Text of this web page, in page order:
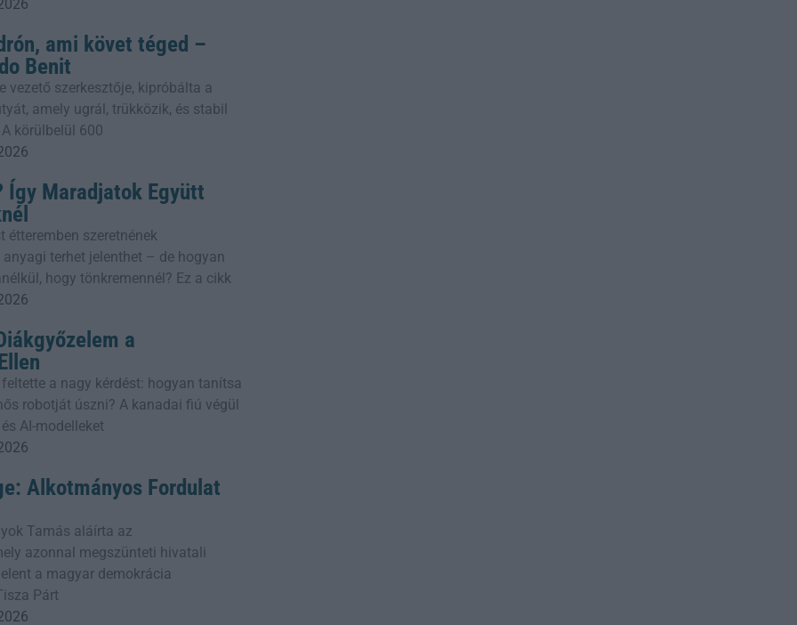
ami követ téged –
Benit
vezető szerkesztője, kipróbálta a
amely ugrál, trükközik, és stabil
körülbelül 600
Így Maradjatok Együtt
étteremben szeretnének
terhet jelenthet – de hogyan
hogy tönkremennél? Ez a cikk
a
a nagy kérdést: hogyan tanítsa
robotját úszni? A kanadai fiú végül
AI-modelleket
Alkotmányos Fordulat
Tamás aláírta az
azonnal megszünteti hivatali
a magyar demokrácia
Párt